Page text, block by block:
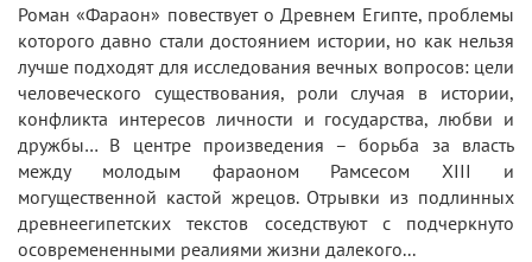
Роман «Фараон» повествует о Древнем Египте, проблемы
которого давно стали достоянием истории, но как нельзя
лучше подходят для исследования вечных вопросов: цели
человеческого существования, роли случая в истории,
конфликта интересов личности и государства, любви и
дружбы… В центре произведения – борьба за власть
между молодым фараоном Рамсесом XIII и
могущественной кастой жрецов. Отрывки из подлинных
древнеегипетских текстов соседствуют с подчеркнуто
осовремененными реалиями жизни далекого...